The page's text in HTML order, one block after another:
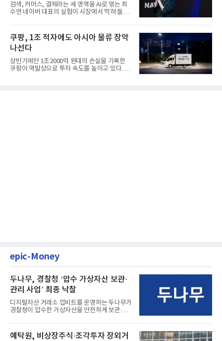
검색, 커머스, 결제라는 세 영역을 AI로 엮는 최
수연 네이버 대표의 실험이 시장에서 먹혀 들어
쿠팡, 1조 적자에도 아시아 물류 장악
나선다
상반기에만 1조2000억 원대의 손실을 기록한
쿠팡이 역발상으로 투자 속도를 높이고 있다. 이
epic-Money
두나무, 경찰청 ‘압수 가상자산 보관·
관리 사업’ 최종 낙찰
디지털자산 거래소 업비트를 운영하는 두나무가
경찰청이 압수한 가상자산을 안전하게 보관·관
예탁원, 비상장주식·조각투자 장외거